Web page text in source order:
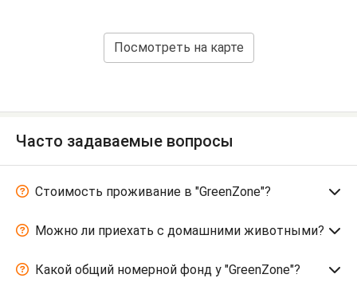
Посмотреть на карте
Часто задаваемые вопросы
Стоимость проживание в "GreenZone"?
Можно ли приехать с домашними животными?
Какой общий номерной фонд у "GreenZone"?